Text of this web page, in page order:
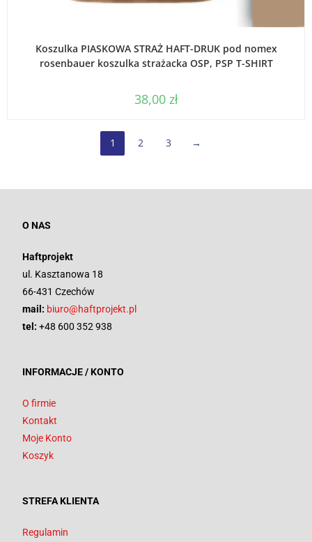
WYBIERZ OPCJE
Koszulka PIASKOWA STRAŻ HAFT-DRUK pod nomex
rosenbauer koszulka strażacka OSP, PSP T-SHIRT
38,00 zł
1 2 3 →
O NAS
Haftprojekt
ul. Kasztanowa 18
66-431 Czechów
mail: biuro@haftprojekt.pl
tel: +48 600 352 938
INFORMACJE / KONTO
O firmie
Kontakt
Moje Konto
Koszyk
STREFA KLIENTA
Regulamin